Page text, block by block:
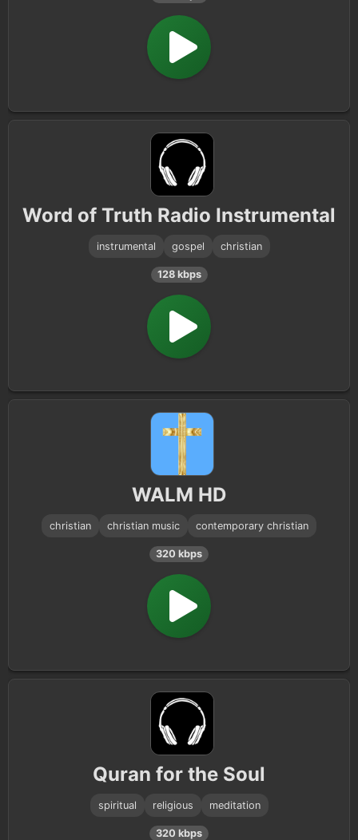
Word of Truth Radio Instrumental
instrumental gospel christian
128 kbps
WALM HD
christian christian music contemporary christian
320 kbps
Quran for the Soul
spiritual religious meditation
320 kbps